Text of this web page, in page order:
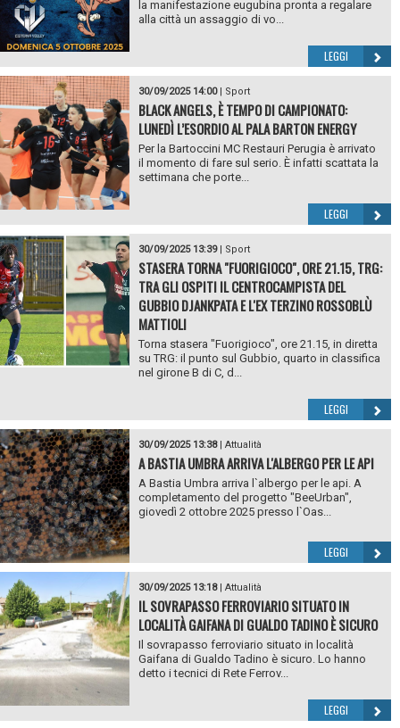
la manifestazione eugubina pronta a regalare
alla città un assaggio di vo...
LEGGI
30/09/2025 14:00| Sport
BLACK ANGELS, È TEMPO DI CAMPIONATO:
LUNEDÌ L’ESORDIO AL PALA BARTON ENERGY
Per la Bartoccini MC Restauri Perugia è arrivato
il momento di fare sul serio. È infatti scattata la
settimana che porte...
LEGGI
30/09/2025 13:39| Sport
STASERA TORNA "FUORIGIOCO", ORE 21.15, TRG:
TRA GLI OSPITI IL CENTROCAMPISTA DEL
GUBBIO DJANKPATA E L'EX TERZINO ROSSOBLÙ
MATTIOLI
Torna stasera "Fuorigioco", ore 21.15, in diretta
su TRG: il punto sul Gubbio, quarto in classifica
nel girone B di C, d...
LEGGI
30/09/2025 13:38| Attualità
A BASTIA UMBRA ARRIVA L'ALBERGO PER LE API
A Bastia Umbra arriva l`albergo per le api. A
completamento del progetto "BeeUrban",
giovedì 2 ottobre 2025 presso l`Oas...
LEGGI
30/09/2025 13:18| Attualità
IL SOVRAPASSO FERROVIARIO SITUATO IN
LOCALITÀ GAIFANA DI GUALDO TADINO È SICURO
Il sovrapasso ferroviario situato in località
Gaifana di Gualdo Tadino è sicuro. Lo hanno
detto i tecnici di Rete Ferrov...
LEGGI